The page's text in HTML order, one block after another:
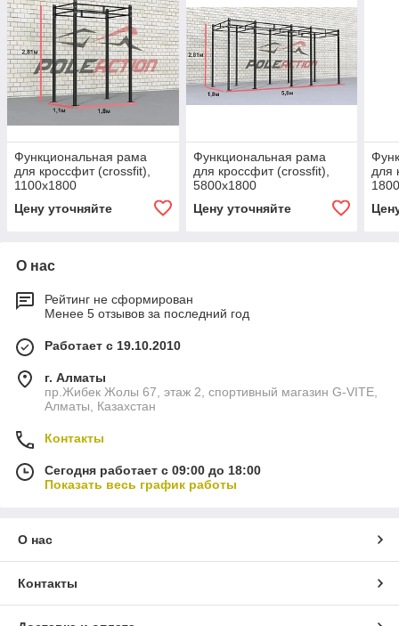
Функциональная рама
для кроссфит (crossfit),
1100х1800
Цену уточняйте
Функциональная рама
для кроссфит (crossfit),
5800х1800
Цену уточняйте
для
О нас
Рейтинг не сформирован
Менее 5 отзывов за последний год
Работает с 19.10.2010
г. Алматы
пр.Жибек Жолы 67, этаж 2, спортивный магазин G-VITE,
Алматы, Казахстан
Контакты
Сегодня работает с 09:00 до 18:00
Показать весь график работы
О нас
Контакты